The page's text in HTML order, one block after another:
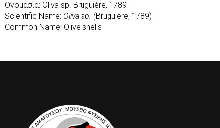
Ονομασία: Oliva sp. Bruguière, 1789
Scientific Name: Oliva sp. (Bruguière, 1789)
Common Name: Olive shells